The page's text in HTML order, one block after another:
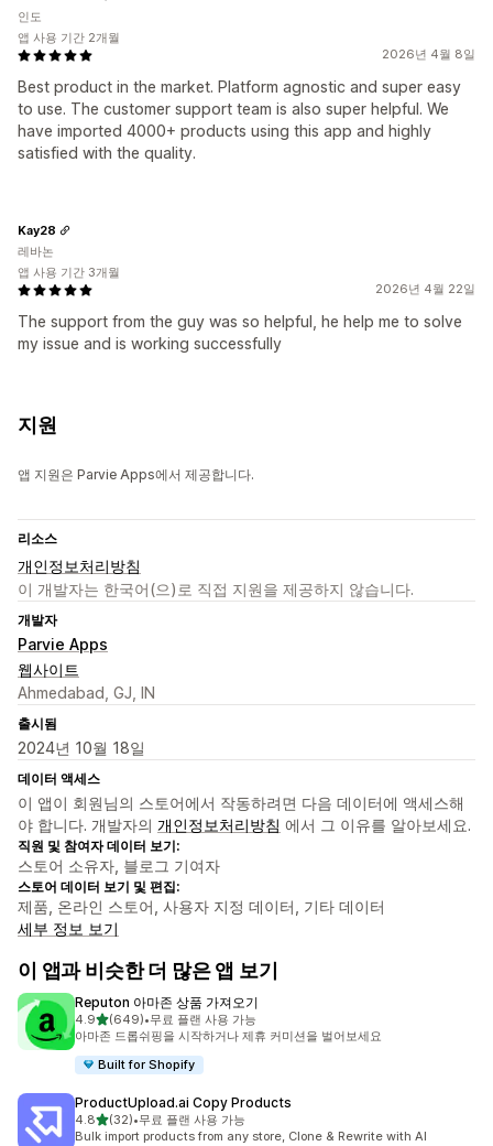
2026년 4월 8일
Best product in the market. Platform agnostic and super easy
to use. The customer support team is also super helpful. We
have imported 4000+ products using this app and highly
satisfied with the quality.
인도
앱 사용 기간 2개월
2026년 4월 22일
The support from the guy was so helpful, he help me to solve
my issue and is working successfully
Kay28
레바논
앱 사용 기간 3개월
지원
앱 지원은 Parvie Apps에서 제공합니다.
리소스
개인정보처리방침
이 개발자는 한국어(으)로 직접 지원을 제공하지 않습니다.
개발자
Parvie Apps
웹사이트
Ahmedabad, GJ, IN
출시됨
2024년 10월 18일
데이터 액세스
이 앱이 회원님의 스토어에서 작동하려면 다음 데이터에 액세스해
야 합니다. 개발자의 개인정보처리방침 에서 그 이유를 알아보세요.
직원 및 참여자 데이터 보기:
스토어 소유자, 블로그 기여자
스토어 데이터 보기 및 편집:
제품, 온라인 스토어, 사용자 지정 데이터, 기타 데이터
세부 정보 보기
이 앱과 비슷한 더 많은 앱 보기
Reputon 아마존 상품 가져오기
4.9별 5개 중
(649)
총 리뷰 649개
•무료 플랜 사용 가능
아마존 드롭쉬핑을 시작하거나 제휴 커미션을 벌어보세요
Built for Shopify
ProductUpload.ai Copy Products
4.8별 5개 중
(32)
총 리뷰 32개
•무료 플랜 사용 가능
Bulk import products from any store, Clone & Rewrite with AI